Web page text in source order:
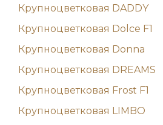
Крупноцветковая DADDY
Крупноцветковая Dolce F1
Крупноцветковая Donna
Крупноцветковая DREAMS
Крупноцветковая Frost F1
Крупноцветковая LIMBO